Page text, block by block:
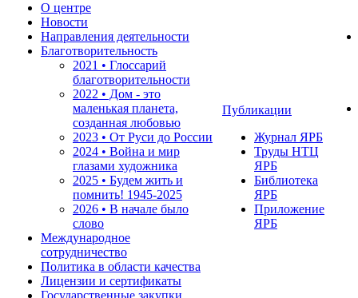
О центре
Новости
Направления деятельности
Благотворительность
2021 • Глоссарий
благотворительности
2022 • Дом - это
маленькая планета,
созданная любовью
2023 • От Руси до России
2024 • Война и мир
глазами художника
2025 • Будем жить и
помнить! 1945-2025
2026 • В начале было
слово
Международное
сотрудничество
Политика в области качества
Лицензии и сертификаты
Государственные закупки
Публикации
Журнал ЯРБ
Труды НТЦ
ЯРБ
Библиотека
ЯРБ
Приложение
ЯРБ